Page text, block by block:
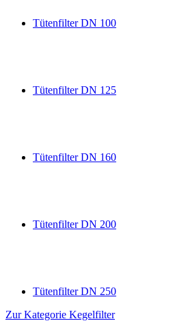
Tütenfilter DN 100
Tütenfilter DN 125
Tütenfilter DN 160
Tütenfilter DN 200
Tütenfilter DN 250
Zur Kategorie Kegelfilter